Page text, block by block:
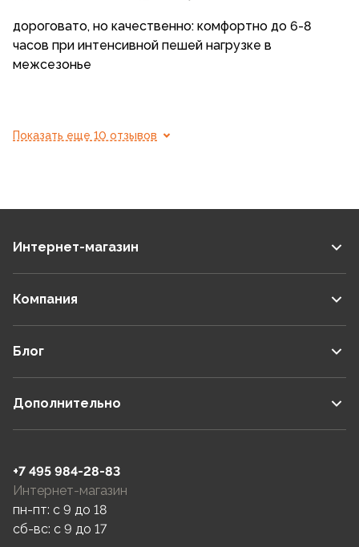
дороговато, но качественно: комфортно до 6-8
часов при интенсивной пешей нагрузке в
межсезонье
Показать еще 10 отзывов
Интернет-магазин
Компания
Блог
Дополнительно
+7 495 984-28-83
Интернет-магазин
пн-пт: c 9 до 18
сб-вс: c 9 до 17